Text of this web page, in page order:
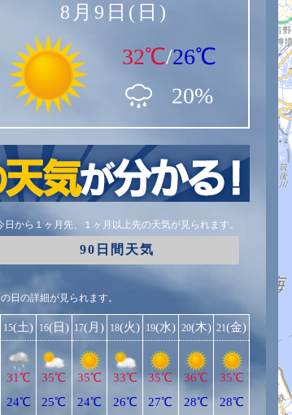
8月9日(日)
32℃/26℃
20%
日から１ヶ月先、１ヶ月以上先の天気が見られます。
90日間天気
日の詳細が見られます。
15(土)
31℃
24℃
16(日)
35℃
25℃
17(月)
35℃
24℃
18(火)
33℃
26℃
19(水)
35℃
27℃
20(木)
36℃
28℃
21(金)
35℃
28℃